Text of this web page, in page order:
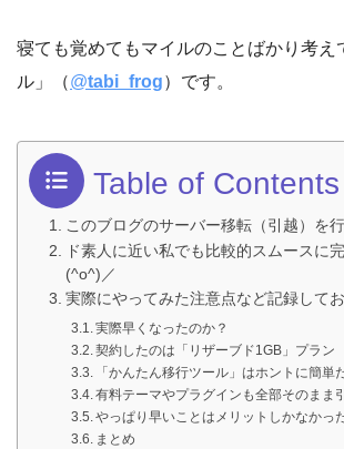
寝ても覚めてもマイルのことばかり考え
ル」（@tabi_frog）です。
Table of Contents
このブログのサーバー移転（引越）を
ド素人に近い私でも比較的スムースに
(^o^)／
実際にやってみた注意点など記録してお
実際早くなったのか？
契約したのは「リザーブド1GB」プラン
「かんたん移行ツール」はホントに簡単
有料テーマやプラグインも全部そのまま
やっぱり早いことはメリットしかなかっ
まとめ